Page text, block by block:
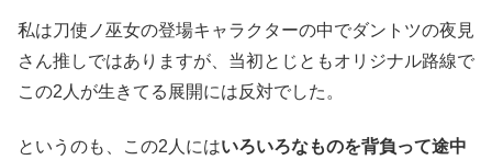
私は刀使ノ巫女の登場キャラクターの中でダントツの夜見
さん推しではありますが、当初とじともオリジナル路線で
この2人が生きてる展開には反対でした。
というのも、この2人にはいろいろなものを背負って途中